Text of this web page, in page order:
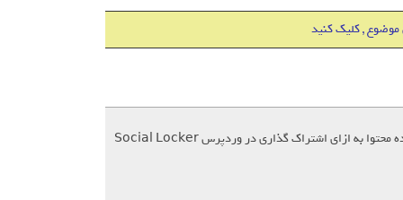
موضوع , کلیک کنید